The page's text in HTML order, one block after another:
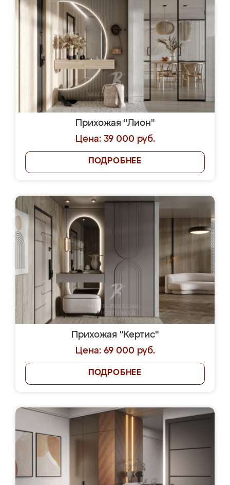
Прихожая "Лион"
Цена: 39 000 руб.
ПОДРОБНЕЕ
Прихожая "Кертис"
Цена: 69 000 руб.
ПОДРОБНЕЕ